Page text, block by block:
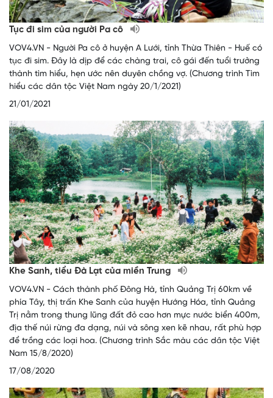
Tục đi sim của người Pa cô
VOV4.VN - Người Pa cô ở huyện A Lưới, tỉnh Thừa Thiên - Huế có
tục đi sim. Đây là dịp để các chàng trai, cô gái đến tuổi trưởng
thành tìm hiểu, hẹn ước nên duyên chồng vợ. (Chương trình Tìm
hiểu các dân tộc Việt Nam ngày 20/1/2021)
21/01/2021
Khe Sanh, tiểu Đà Lạt của miền Trung
VOV4.VN - Cách thành phố Đông Hà, tỉnh Quảng Trị 60km về
phía Tây, thị trấn Khe Sanh của huyện Hướng Hóa, tỉnh Quảng
Trị nằm trong thung lũng đất đỏ cao hơn mực nước biển 400m,
địa thế núi rừng đa dạng, núi và sông xen kẽ nhau, rất phù hợp
để trồng các loại hoa. (Chương trình Sắc màu các dân tộc Việt
Nam 15/8/2020)
17/08/2020